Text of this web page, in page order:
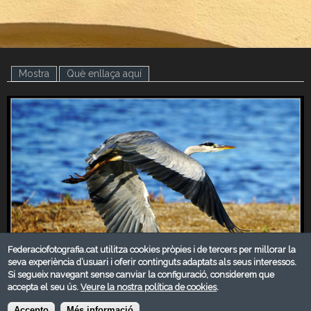
Mostra (pestanya activa)
Què enllaça aquí
DESEMBRE 2019
Federaciofotografia.cat utilitza cookies pròpies i de tercers per millorar la
seva experiència d’usuari i oferir continguts adaptats als seus interessos.
Si segueix navegant sense canviar la configuració, considerem que
accepta el seu ús.Veure la nostra política de cookies.